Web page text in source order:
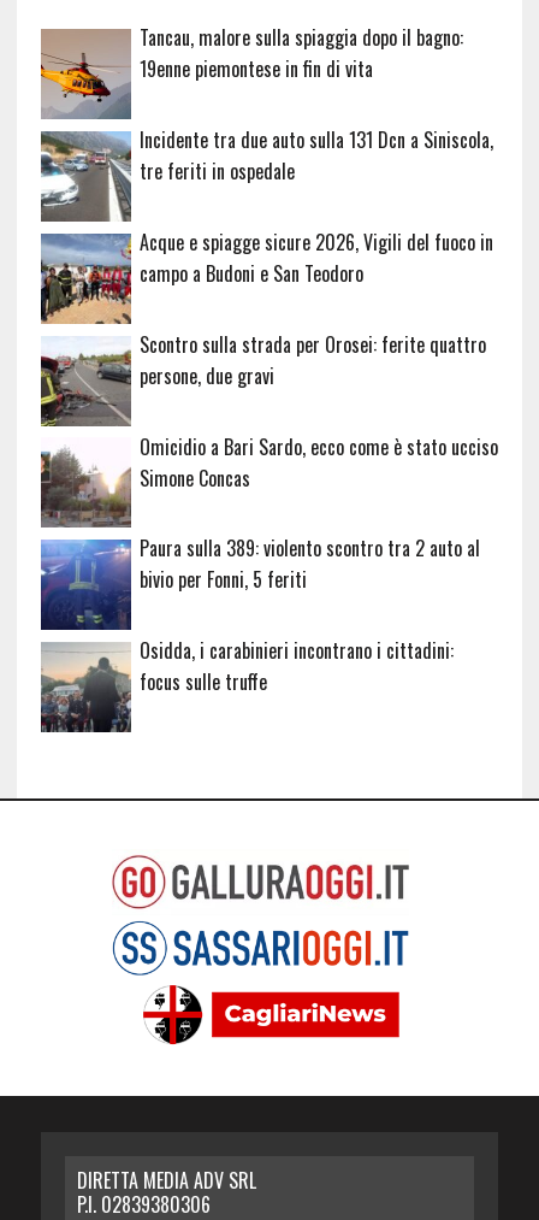
Tancau, malore sulla spiaggia dopo il bagno:
19enne piemontese in fin di vita
Incidente tra due auto sulla 131 Dcn a Siniscola,
tre feriti in ospedale
Acque e spiagge sicure 2026, Vigili del fuoco in
campo a Budoni e San Teodoro
Scontro sulla strada per Orosei: ferite quattro
persone, due gravi
Omicidio a Bari Sardo, ecco come è stato ucciso
Simone Concas
Paura sulla 389: violento scontro tra 2 auto al
bivio per Fonni, 5 feriti
Osidda, i carabinieri incontrano i cittadini:
focus sulle truffe
DIRETTA MEDIA ADV SRL
P.I. 02839380306